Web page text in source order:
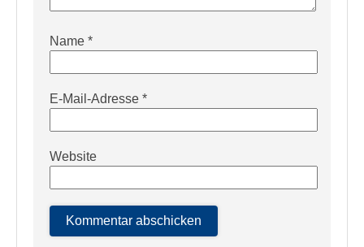
Name *
E-Mail-Adresse *
Website